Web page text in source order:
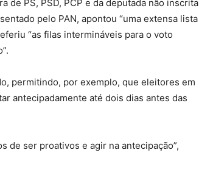
de PS, PSD, PCP e da deputada não inscrita
pelo PAN, apontou “uma extensa lista
“as filas intermináveis para o voto
permitindo, por exemplo, que eleitores em
antecipadamente até dois dias antes das
de ser proativos e agir na antecipação”,